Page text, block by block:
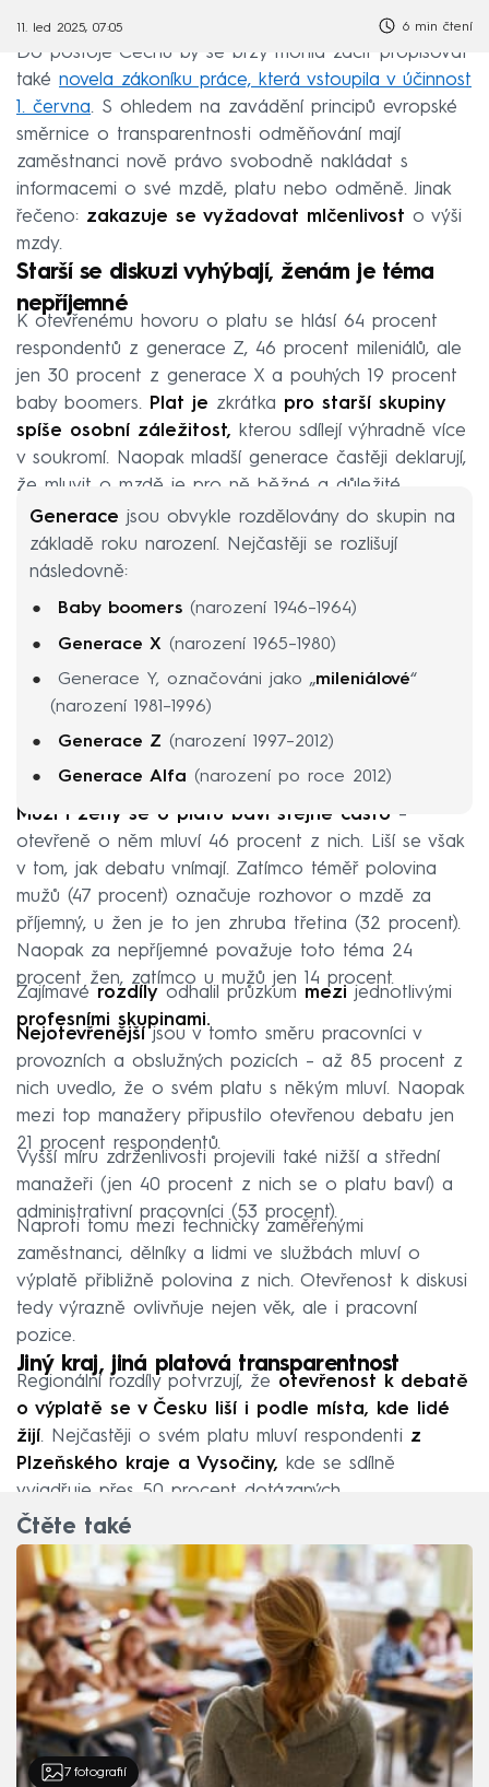
11. led 2025, 07:05 6 min čtení
Do postoje Čechů by se brzy mohla začít propisovat
také novela zákoníku práce, která vstoupila v účinnost
1. června. S ohledem na zavádění principů evropské
směrnice o transparentnosti odměňování mají
zaměstnanci nově právo svobodně nakládat s
informacemi o své mzdě, platu nebo odměně. Jinak
řečeno: zakazuje se vyžadovat mlčenlivost o výši
mzdy.
Starší se diskuzi vyhýbají, ženám je téma
nepříjemné
K otevřenému hovoru o platu se hlásí 64 procent
respondentů z generace Z, 46 procent mileniálů, ale
jen 30 procent z generace X a pouhých 19 procent
baby boomers. Plat je zkrátka pro starší skupiny
spíše osobní záležitost, kterou sdílejí výhradně více
v soukromí. Naopak mladší generace častěji deklarují,
že mluvit o mzdě je pro ně běžné a důležité.
Generace jsou obvykle rozdělovány do skupin na
základě roku narození. Nejčastěji se rozlišují
následovně:
Baby boomers(narození 1946–1964)
Generace X (narození 1965–1980)
Generace Y, označováni jako „mileniálové“
(narození 1981–1996)
Generace Z (narození 1997–2012)
Generace Alfa (narození po roce 2012)
Muži i ženy se o platu baví stejně často –
otevřeně o něm mluví 46 procent z nich. Liší se však
v tom, jak debatu vnímají. Zatímco téměř polovina
mužů (47 procent) označuje rozhovor o mzdě za
příjemný, u žen je to jen zhruba třetina (32 procent).
Naopak za nepříjemné považuje toto téma 24
procent žen, zatímco u mužů jen 14 procent.
Zajímavé rozdíly odhalil průzkum mezi jednotlivými
profesními skupinami.
Nejotevřenějšíjsou v tomto směru pracovníci v
provozních a obslužných pozicích – až 85 procent z
nich uvedlo, že o svém platu s někým mluví. Naopak
mezi top manažery připustilo otevřenou debatu jen
21 procent respondentů.
Vyšší míru zdrženlivosti projevili také nižší a střední
manažeři (jen 40 procent z nich se o platu baví) a
administrativní pracovníci (53 procent).
Naproti tomu mezi technicky zaměřenými
zaměstnanci, dělníky a lidmi ve službách mluví o
výplatě přibližně polovina z nich. Otevřenost k diskusi
tedy výrazně ovlivňuje nejen věk, ale i pracovní
pozice.
Jiný kraj, jiná platová transparentnost
Regionální rozdíly potvrzují, že otevřenost k debatě
o výplatě se v Česku liší i podle místa, kde lidé
žijí. Nejčastěji o svém platu mluví respondenti z
Plzeňského kraje a Vysočiny, kde se sdílně
vyjadřuje přes 50 procent dotázaných.
Čtěte také
7 fotografií